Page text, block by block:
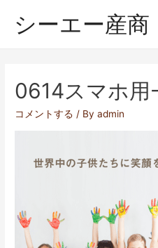
シーエー産商
0614スマホ
コメントする / Byadmin